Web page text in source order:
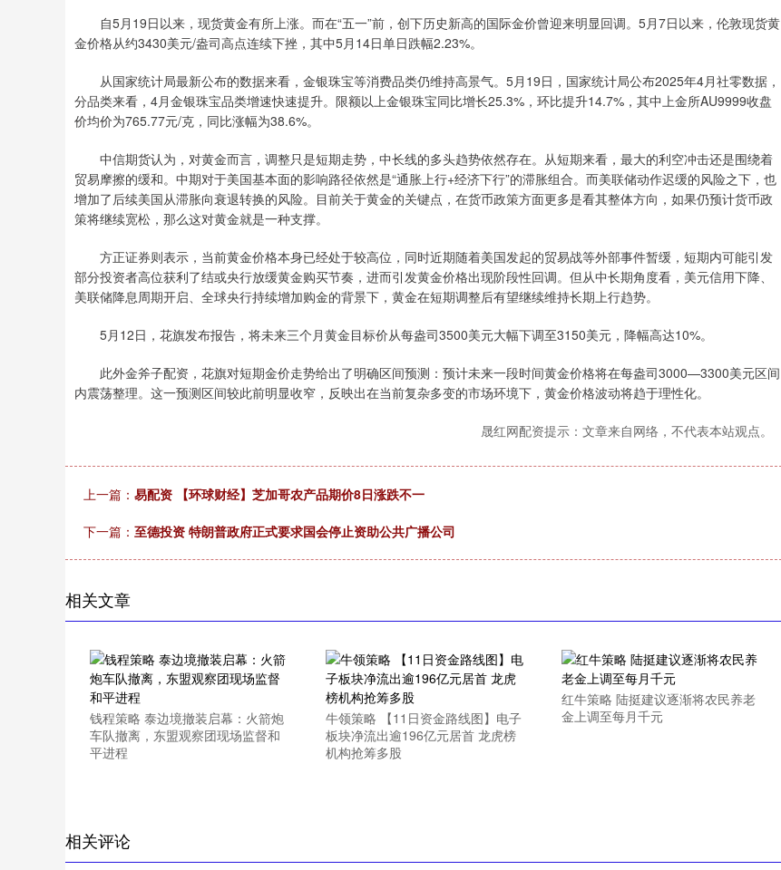
自5月19日以来，现货黄金有所上涨。而在“五一”前，创下历史新高的国际金价曾迎来明显回调。5月7日以来，伦敦现货黄
金价格从约3430美元/盎司高点连续下挫，其中5月14日单日跌幅2.23%。
从国家统计局最新公布的数据来看，金银珠宝等消费品类仍维持高景气。5月19日，国家统计局公布2025年4月社零数据，
分品类来看，4月金银珠宝品类增速快速提升。限额以上金银珠宝同比增长25.3%，环比提升14.7%，其中上金所AU9999收盘
价均价为765.77元/克，同比涨幅为38.6%。
中信期货认为，对黄金而言，调整只是短期走势，中长线的多头趋势依然存在。从短期来看，最大的利空冲击还是围绕着
贸易摩擦的缓和。中期对于美国基本面的影响路径依然是“通胀上行+经济下行”的滞胀组合。而美联储动作迟缓的风险之下，也
增加了后续美国从滞胀向衰退转换的风险。目前关于黄金的关键点，在货币政策方面更多是看其整体方向，如果仍预计货币政
策将继续宽松，那么这对黄金就是一种支撑。
方正证券则表示，当前黄金价格本身已经处于较高位，同时近期随着美国发起的贸易战等外部事件暂缓，短期内可能引发
部分投资者高位获利了结或央行放缓黄金购买节奏，进而引发黄金价格出现阶段性回调。但从中长期角度看，美元信用下降、
美联储降息周期开启、全球央行持续增加购金的背景下，黄金在短期调整后有望继续维持长期上行趋势。
5月12日，花旗发布报告，将未来三个月黄金目标价从每盎司3500美元大幅下调至3150美元，降幅高达10%。
此外金斧子配资，花旗对短期金价走势给出了明确区间预测：预计未来一段时间黄金价格将在每盎司3000—3300美元区间
内震荡整理。这一预测区间较此前明显收窄，反映出在当前复杂多变的市场环境下，黄金价格波动将趋于理性化。
晟红网配资提示：文章来自网络，不代表本站观点。
上一篇： 易配资 【环球财经】芝加哥农产品期价8日涨跌不一
下一篇： 至德投资 特朗普政府正式要求国会停止资助公共广播公司
相关文章
钱程策略 泰边境撤装启幕：火箭炮
车队撤离，东盟观察团现场监督和
平进程
牛领策略 【11日资金路线图】电子
板块净流出逾196亿元居首 龙虎榜
机构抢筹多股
红牛策略 陆挺建议逐渐将农民养老
金上调至每月千元
相关评论